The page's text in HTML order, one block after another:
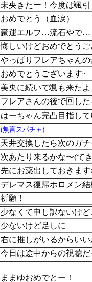
未央きたー！今度は颯引
おめでとう（血涙）
豪運エルフ…流石やで…
悔しいけどおめでとう
やっぱりフレアちゃん
おめでとうございます~
美央に続いて颯も来たよ
フレアさんの後で回し
はーちゃん完凸目指して
(無言スパチャ)
天井交換したら次のガ
次あたり来るかな〜(て
先にお薬出しておきます
デレマス復帰ホロメン
祈願！
少なくて申し訳ないけ
少ないけど足しに
右に推しがいるからいい
今日は途中からの視聴
ままゆおめでとー！